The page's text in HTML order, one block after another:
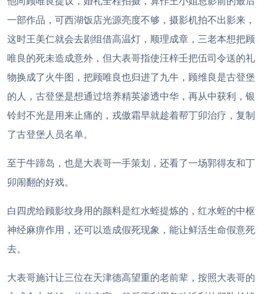
一部作品，可西湖饭店光源亮度不够，摄影机拍不出影来，
这时王美仁就会去剧组借高温灯，顺理成章，三老本想把顾
唯良的死未造成意外，但大表哥指使汪梓壬把伍司令送的礼
物换成了火牛图，把顾唯良也归进了九牛，顾维良是古登堡
的人，古登堡是想通过培养精英渗透中华，再从中获利，银
铃封不光是用来止痛的，戎傲霜早就趁着帮丁卯治疗，复制
了古登堡人员名单。
至于牛蹄岛，也是大表哥一手策划，还看了一场郭得友和丁
卯闹翻的好戏。
白四虎给顾影纹身用的颜料是红水蛭提炼的，红水蛭的中枢
神经麻痹作用，还可以造成假死现象，能让鲜活生命假意死
去。
大表哥施计让三位在天津德高望重的老前辈，按照大表哥的